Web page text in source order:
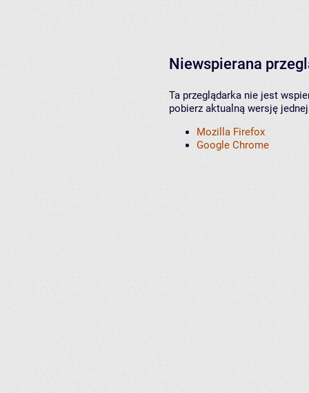
Niewspierana
Ta przeglądarka nie jest
pobierz aktualną wersję
Mozilla Firefox
Google Chrome